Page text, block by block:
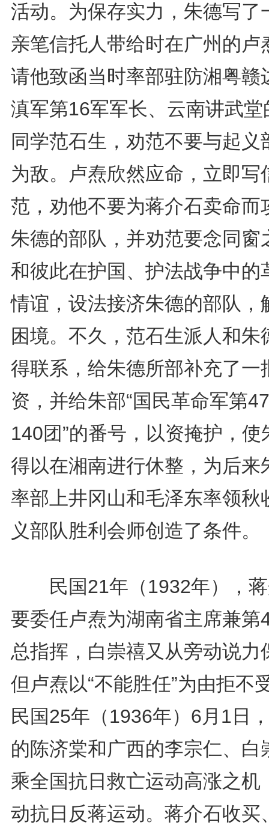
活动。为保存实力，朱德写了
亲笔信托人带给时在广州的卢
请他致函当时率部驻防湘粤赣
滇军第16军军长、云南讲武堂
同学范石生，劝范不要与起义
为敌。卢焘欣然应命，立即写
范，劝他不要为蒋介石卖命而
朱德的部队，并劝范要念同窗
和彼此在护国、护法战争中的
情谊，设法接济朱德的部队，
困境。不久，范石生派人和朱
得联系，给朱德所部补充了一
资，并给朱部“国民革命军第
140团”的番号，以资掩护，使
得以在湘南进行休整，为后来
率部上井冈山和毛泽东率领秋
义部队胜利会师创造了条件。
民国21年（1932年），蒋
要委任卢焘为湖南省主席兼第
总指挥，白崇禧又从旁动说力
但卢焘以“不能胜任”为由拒不
民国25年（1936年）6月1日
的陈济棠和广西的李宗仁、白
乘全国抗日救亡运动高涨之机
动抗日反蒋运动。蒋介石收买